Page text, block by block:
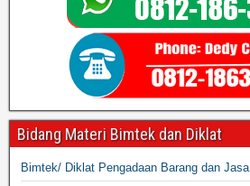
Bidang Materi Bimtek dan Diklat
Bimtek/ Diklat Pengadaan Barang dan Jasa